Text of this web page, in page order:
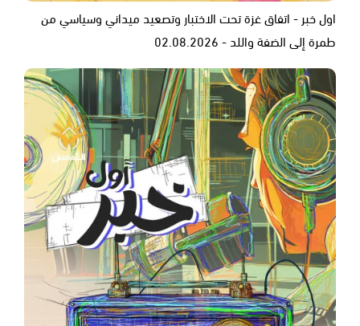
اول خبر - اتفاق غزة تحت الاختبار وتصعيد ميداني وسياسي من
طمرة إلى الضفة واللد - 02.08.2026